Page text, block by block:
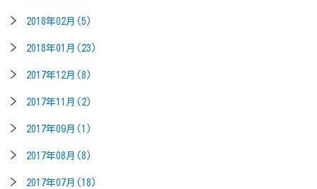
2018年02月(5)
2018年01月(23)
2017年12月(8)
2017年11月(2)
2017年09月(1)
2017年08月(8)
2017年07月(18)